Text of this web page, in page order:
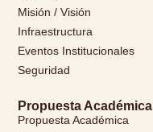
Misión / Visión
Infraestructura
Eventos Institucionales
Seguridad
Propuesta Académica
Propuesta Académica